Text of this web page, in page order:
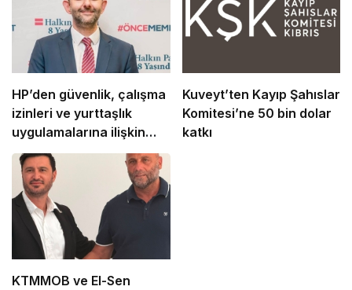
HP’den güvenlik, çalışma
izinleri ve yurttaşlık
uygulamalarına ilişkin
öneriler
Kuveyt’ten Kayıp Şahıslar
Komitesi’ne 50 bin dolar
katkı
KTMMOB ve El-Sen